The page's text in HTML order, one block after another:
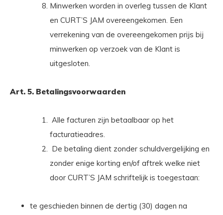
Minwerken worden in overleg tussen de Klant
en CURT’S JAM overeengekomen. Een
verrekening van de overeengekomen prijs bij
minwerken op verzoek van de Klant is
uitgesloten.
Art. 5. Betalingsvoorwaarden
Alle facturen zijn betaalbaar op het
facturatieadres.
De betaling dient zonder schuldvergelijking en
zonder enige korting en/of aftrek welke niet
door CURT’S JAM schriftelijk is toegestaan:
te geschieden binnen de dertig (30) dagen na